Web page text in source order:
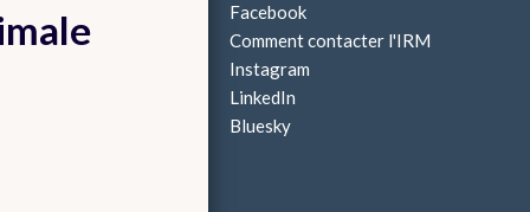
d'emploi
Facebook
Comment contacter l'IRM
Instagram
LinkedIn
Bluesky